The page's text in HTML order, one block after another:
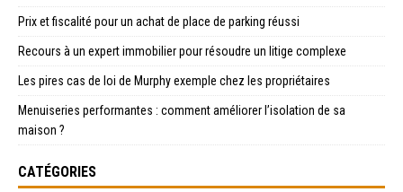
Prix et fiscalité pour un achat de place de parking réussi
Recours à un expert immobilier pour résoudre un litige complexe
Les pires cas de loi de Murphy exemple chez les propriétaires
Menuiseries performantes : comment améliorer l’isolation de sa
maison ?
CATÉGORIES